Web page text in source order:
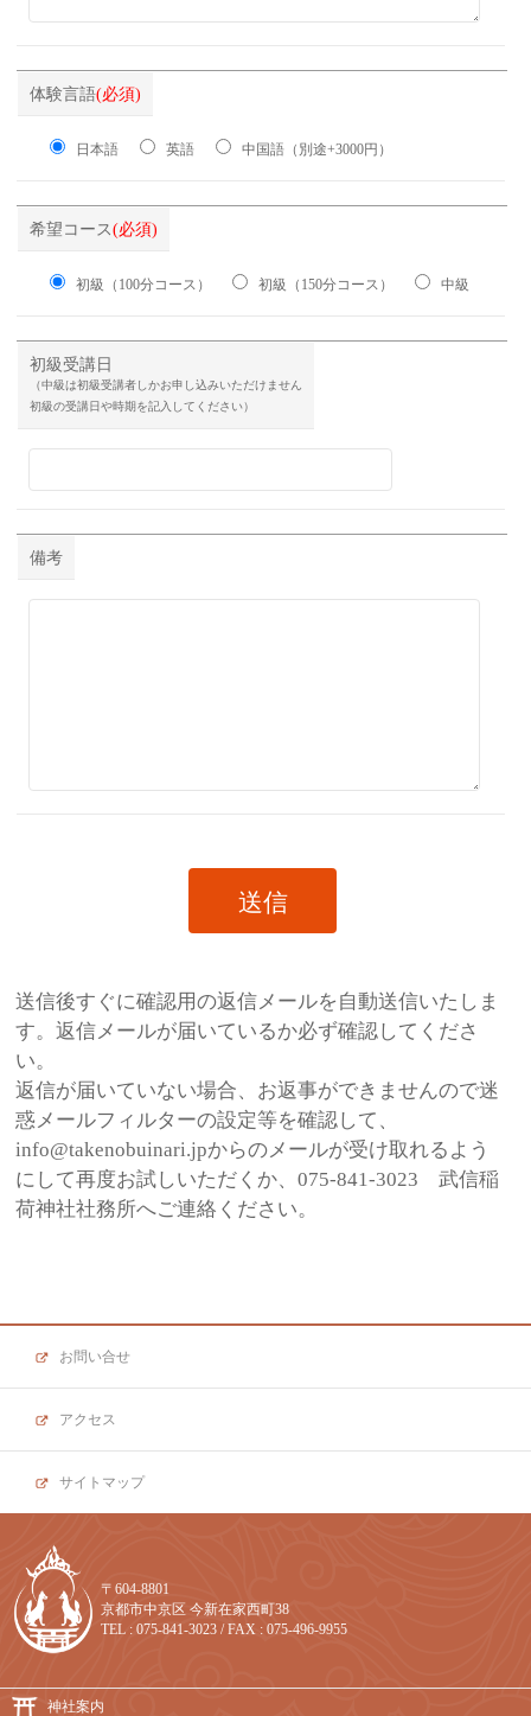
体験言語(必須)
日本語 英語 中国語（別途+3000円）
希望コース(必須)
初級（100分コース） 初級（150分コース） 中級
初級受講日
（中級は初級受講者しかお申し込みいただけません
初級の受講日や時期を記入してください）
備考
送信後すぐに確認用の返信メールを自動送信いたしま
す。返信メールが届いているか必ず確認してくださ
い。
返信が届いていない場合、お返事ができませんので迷
惑メールフィルターの設定等を確認して、
info@takenobuinari.jpからのメールが受け取れるよう
にして再度お試しいただくか、075-841-3023 武信稲
荷神社社務所へご連絡ください。
お問い合せ
アクセス
サイトマップ
〒604-8801
京都市中京区 今新在家西町38
TEL : 075-841-3023 / FAX : 075-496-9955
神社案内